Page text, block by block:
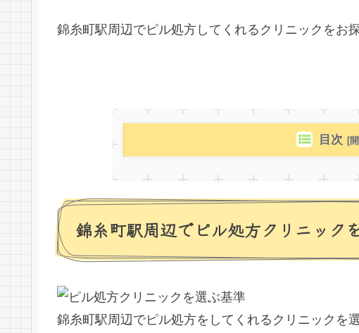
錦糸町駅周辺でピル処方してくれるクリニックをお
目次
錦糸町駅周辺でピル処方クリニック
錦糸町駅周辺でピル処方をしてくれるクリニックを